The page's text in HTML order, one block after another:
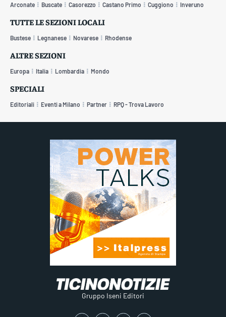
Arconate Buscate Casorezzo Castano Primo Cuggiono Inveruno
TUTTE LE SEZIONI LOCALI
Bustese Legnanese Novarese Rhodense
ALTRE SEZIONI
Europa Italia Lombardia Mondo
SPECIALI
Editoriali Eventi a Milano Partner RPQ - Trova Lavoro
Gruppo Iseni Editori